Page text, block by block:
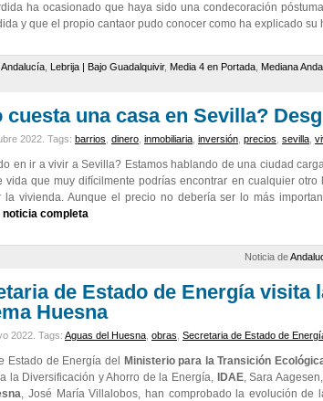
ha ocasionado que haya sido una condecoración
y que el propio cantaor pudo conocer como ha explicado su
Andalucía Lebrija | Bajo Guadalquivir, Media 4 en Portada Mediana
cuesta una casa en Sevilla?
2022. Tags: barrios dinero inmobiliaria inversión precios sevilla
en ir a vivir a Sevilla? Estamos hablando de una ciudad
vida que muy difícilmente podrías encontrar en cualquier otro
la vivienda. Aunque el precio no debería ser lo más
noticia completa
Noticia de
de Estado de Energía visita
Huesna
2022. Tags: Aguas del Huesna obras Secretaria de Estado de
Estado de Energía del Ministerio para la Transición
la Diversificación y Ahorro de la Energía,
IDAE, Sara
, José María Villalobos, han comprobado la evolución de